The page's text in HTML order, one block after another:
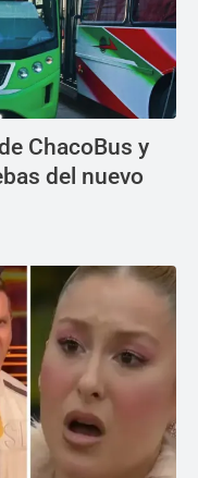
ChacoBus y
del nuevo